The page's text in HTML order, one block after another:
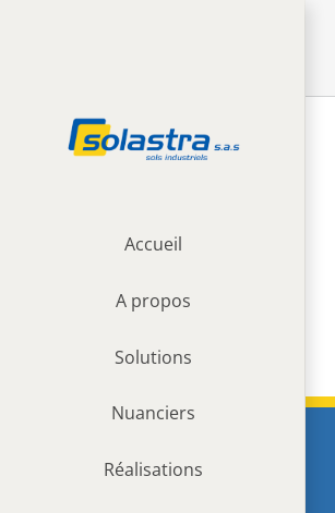
Accueil
A propos
Solutions
Nuanciers
Réalisations